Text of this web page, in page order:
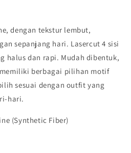
, dengan tekstur lembut,
sepanjang hari. Lasercut 4 sisi
halus dan rapi. Mudah dibentuk,
berbagai pilihan motif
sesuai dengan outfit yang
hari.
(Synthetic Fiber)